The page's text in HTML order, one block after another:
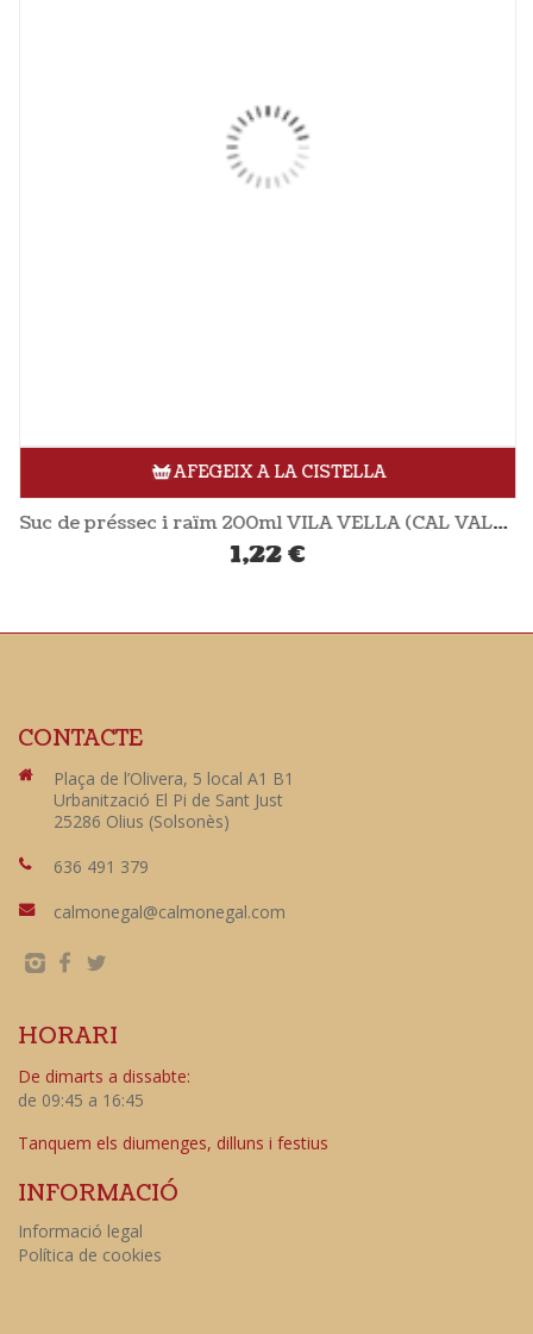
AFEGEIX A LA CISTELLA
Suc de préssec i raïm 200ml VILA VELLA (CAL VALLS)
1,22€
CONTACTE
Plaça de l’Olivera, 5 local A1 B1
Urbanització El Pi de Sant Just
25286 Olius (Solsonès)
636 491 379
calmonegal@calmonegal.com
HORARI
De dimarts a dissabte:
de 09:45 a 16:45
Tanquem els diumenges, dilluns i festius
INFORMACIÓ
Informació legal
Política de cookies